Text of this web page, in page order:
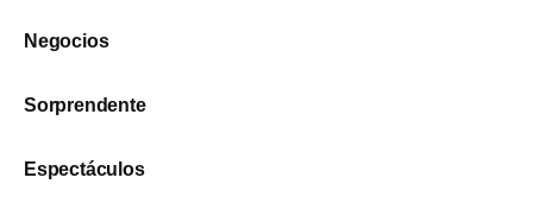
Negocios
Sorprendente
Espectáculos